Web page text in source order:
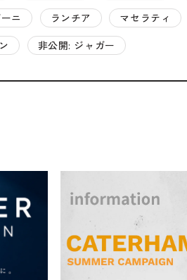
ニ ランチア マセラティ
非公開: ジャガー